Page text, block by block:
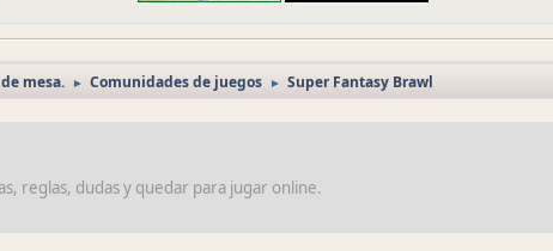
mesa. ► Comunidades de juegos ► Super Fantasy Brawl
reglas, dudas y quedar para jugar online.